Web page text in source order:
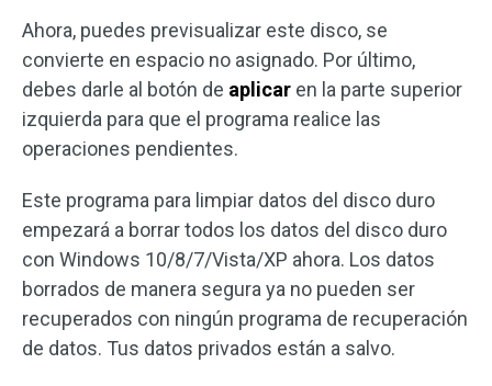
Ahora, puedes previsualizar este disco, se
convierte en espacio no asignado. Por último,
debes darle al botón de aplicar en la parte superior
izquierda para que el programa realice las
operaciones pendientes.
Este programa para limpiar datos del disco duro
empezará a borrar todos los datos del disco duro
con Windows 10/8/7/Vista/XP ahora. Los datos
borrados de manera segura ya no pueden ser
recuperados con ningún programa de recuperación
de datos. Tus datos privados están a salvo.